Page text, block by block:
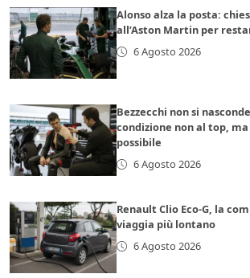
Alonso alza la posta:
all’Aston Martin per
6 Agosto 2026
Bezzecchi non si
condizione non al top,
possibile
6 Agosto 2026
Renault Clio Eco-G, la
viaggia più lontano
6 Agosto 2026